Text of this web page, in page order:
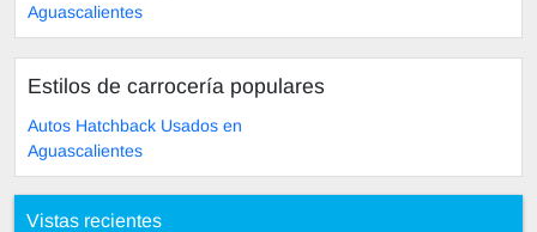
Aguascalientes
Estilos de carrocería populares
Autos Hatchback Usados en
Aguascalientes
Vistas recientes